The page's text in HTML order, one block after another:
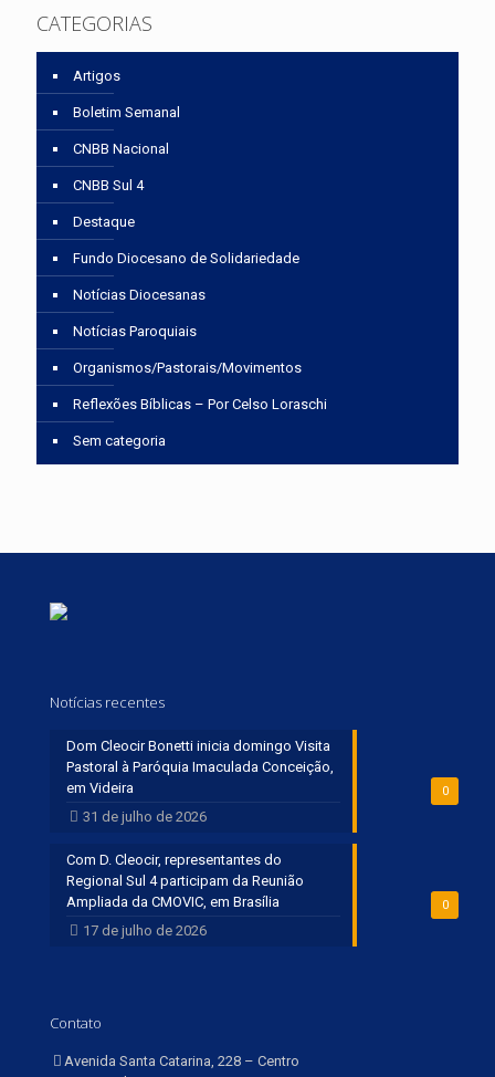
CATEGORIAS
Artigos
Boletim Semanal
CNBB Nacional
CNBB Sul 4
Destaque
Fundo Diocesano de Solidariedade
Notícias Diocesanas
Notícias Paroquiais
Organismos/Pastorais/Movimentos
Reflexões Bíblicas – Por Celso Loraschi
Sem categoria
Notícias recentes
0
Dom Cleocir Bonetti inicia domingo Visita
Pastoral à Paróquia Imaculada Conceição,
em Videira
31 de julho de 2026
0
Com D. Cleocir, representantes do
Regional Sul 4 participam da Reunião
Ampliada da CMOVIC, em Brasília
17 de julho de 2026
Contato
Avenida Santa Catarina, 228 – Centro